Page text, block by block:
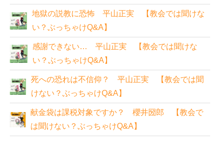
地獄の説教に恐怖 平山正実 【教会では聞けな
い？ぶっちゃけQ&A】
感謝できない… 平山正実 【教会では聞けな
い？ぶっちゃけQ&A】
死への恐れは不信仰？ 平山正実 【教会では聞
けない？ぶっちゃけQ&A】
献金袋は課税対象ですか？ 櫻井圀郎 【教会で
は聞けない？ぶっちゃけQ&A】